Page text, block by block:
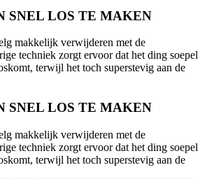
SNEL LOS TE MAKEN
makkelijk verwijderen met de
techniek zorgt ervoor dat het ding soepel
terwijl het toch superstevig aan de
SNEL LOS TE MAKEN
makkelijk verwijderen met de
techniek zorgt ervoor dat het ding soepel
terwijl het toch superstevig aan de